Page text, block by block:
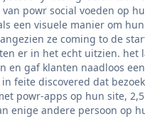
powr social voeden op
een visuele manier om
ze coming to de
er in het echt uitzien. het
en gaf klanten naadloos
feite discovered dat
powr-apps op hun site,
enige andere persoon op